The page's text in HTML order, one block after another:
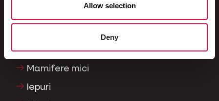
Allow selection
Deny
Porumbei ornamentali
Mamifere mici
Iepuri